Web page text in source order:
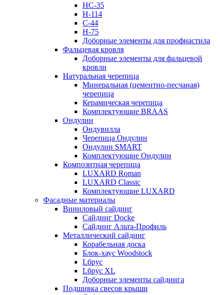
НС-35
Н-114
С-44
Н-75
Доборные элементы для профнастила
Фальцевая кровля
Доборные элементы для фальцевой
кровли
Натуральная черепица
Минеральная (цементно-песчаная)
черепица
Керамическая черепица
Комплектующие BRAAS
Ондулин
Ондувилла
Черепица Ондулин
Ондулин SMART
Комплектующие Ондулин
Композитная черепица
LUXARD Roman
LUXARD Classic
Комплектующие LUXARD
Фасадные материалы
Виниловый сайдинг
Сайдинг Docke
Сайдинг Альта-Профиль
Металлический сайдинг
Корабельная доска
Блок-хаус Woodstock
Lбрус
Lбрус XL
Доборные элементы сайдинга
Подшивка свесов крыши